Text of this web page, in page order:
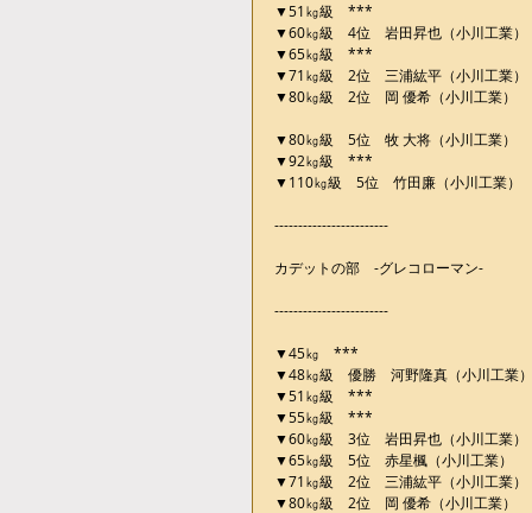
▼51㎏級　***
▼60㎏級　4位　岩田昇也（小川工業）
▼65㎏級　***
▼71㎏級　2位　三浦紘平（小川工業）
▼80㎏級　2位　岡 優希（小川工業）
▼80㎏級　5位　牧 大将（小川工業）
▼92㎏級　***
▼110㎏級　5位　竹田廉（小川工業）
------------------------
カデットの部　-グレコローマン-
------------------------
▼45㎏　***
▼48㎏級　優勝　河野隆真（小川工業）
▼51㎏級　***
▼55㎏級　***
▼60㎏級　3位　岩田昇也（小川工業）
▼65㎏級　5位　赤星楓（小川工業）
▼71㎏級　2位　三浦紘平（小川工業）
▼80㎏級　2位　岡 優希（小川工業）